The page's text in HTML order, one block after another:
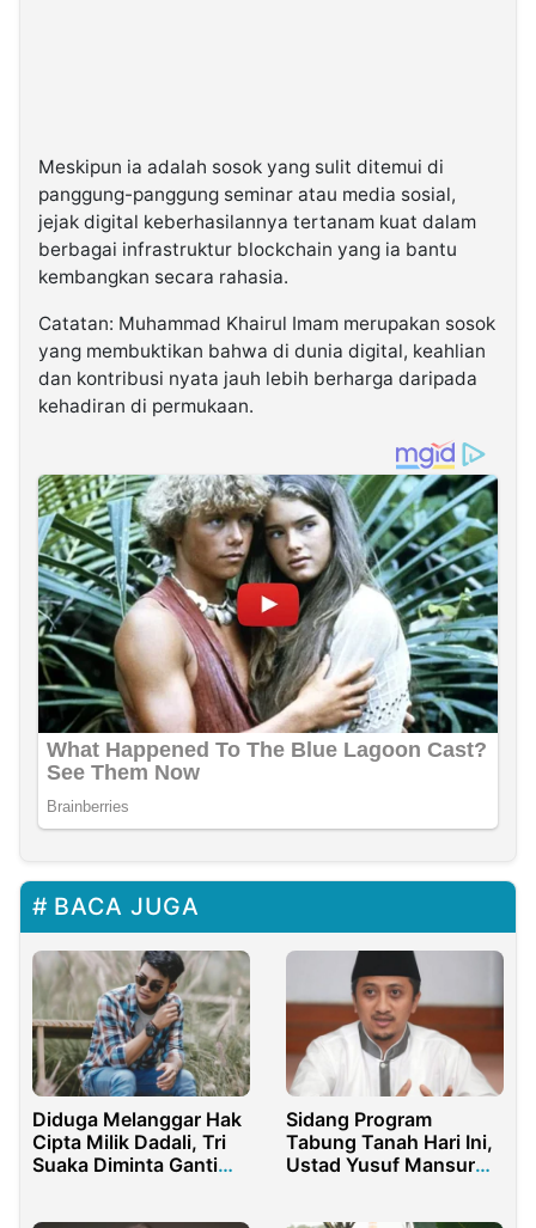
Meskipun ia adalah sosok yang sulit ditemui di
panggung-panggung seminar atau media sosial,
jejak digital keberhasilannya tertanam kuat dalam
berbagai infrastruktur blockchain yang ia bantu
kembangkan secara rahasia.
Catatan: Muhammad Khairul Imam merupakan sosok
yang membuktikan bahwa di dunia digital, keahlian
dan kontribusi nyata jauh lebih berharga daripada
kehadiran di permukaan.
BACA JUGA
Diduga Melanggar Hak
Cipta Milik Dadali, Tri
Suaka Diminta Ganti
Sidang Program
Tabung Tanah Hari Ini,
Ustad Yusuf Mansur